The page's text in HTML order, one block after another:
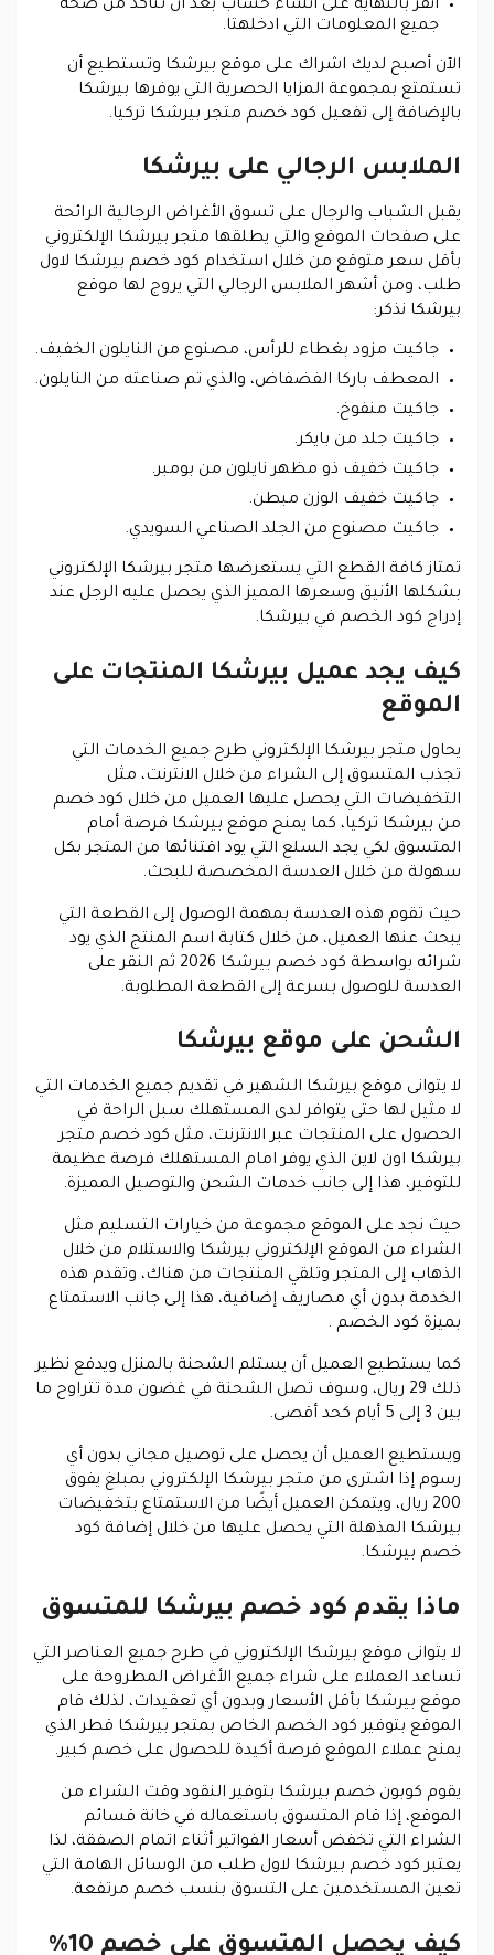
انقر بالنهاية على انشاء حساب بعد أن تتأكد من صحة
جميع المعلومات التي ادخلهتا.
الآن أصبح لديك اشراك على موقع بيرشكا وتستطيع أن
تستمتع بمجموعة المزايا الحصرية التي يوفرها بيرشكا
بالإضافة إلى تفعيل كود خصم متجر بيرشكا تركيا.
الملابس الرجالي على بيرشكا
يقبل الشباب والرجال على تسوق الأغراض الرجالية الرائحة
على صفحات الموقع والتي يطلقها متجر بيرشكا الإلكتروني
بأقل سعر متوقع من خلال استخدام كود خصم بيرشكا لاول
طلب، ومن أشهر الملابس الرجالي التي يروج لها موقع
بيرشكا نذكر:
جاكيت مزود بغطاء للرأس، مصنوع من النايلون الخفيف.
المعطف باركا الفضفاض، والذي تم صناعته من النايلون.
جاكيت منفوخ.
جاكيت جلد من بايكر.
جاكيت خفيف ذو مظهر نايلون من بومبر.
جاكيت خفيف الوزن مبطن.
جاكيت مصنوع من الجلد الصناعي السويدي.
تمتاز كافة القطع التي يستعرضها متجر بيرشكا الإلكتروني
بشكلها الأنيق وسعرها المميز الذي يحصل عليه الرجل عند
إدراج كود الخصم في بيرشكا.
كيف يجد عميل بيرشكا المنتجات على
الموقع
يحاول متجر بيرشكا الإلكتروني طرح جميع الخدمات التي
تجذب المتسوق إلى الشراء من خلال الانترنت، مثل
التخفيضات التي يحصل عليها العميل من خلال كود خصم
من بيرشكا تركيا، كما يمنح موقع بيرشكا فرصة أمام
المتسوق لكي يجد السلع التي يود اقتنائها من المتجر بكل
سهولة من خلال العدسة المخصصة للبحث.
حيث تقوم هذه العدسة بمهمة الوصول إلى القطعة التي
يبحث عنها العميل، من خلال كتابة اسم المنتج الذي يود
شرائه بواسطة كود خصم بيرشكا 2026 ثم النقر على
العدسة للوصول بسرعة إلى القطعة المطلوبة.
الشحن على موقع بيرشكا
لا يتوانى موقع بيرشكا الشهير في تقديم جميع الخدمات التي
لا مثيل لها حتى يتوافر لدى المستهلك سبل الراحة في
الحصول على المنتجات عبر الانترنت، مثل كود خصم متجر
بيرشكا اون لاين الذي يوفر امام المستهلك فرصة عظيمة
للتوفير، هذا إلى جانب خدمات الشحن والتوصيل المميزة.
حيث نجد على الموقع مجموعة من خيارات التسليم مثل
الشراء من الموقع الإلكتروني بيرشكا والاستلام من خلال
الذهاب إلى المتجر وتلقي المنتجات من هناك، وتقدم هذه
الخدمة بدون أي مصاريف إضافية، هذا إلى جانب الاستمتاع
بميزة كود الخصم .
كما يستطيع العميل أن يستلم الشحنة بالمنزل ويدفع نظير
ذلك 29 ريال، وسوف تصل الشحنة في غضون مدة تتراوح ما
بين 3 إلى 5 أيام كحد أقصى.
ويستطيع العميل أن يحصل على توصيل مجاني بدون أي
رسوم إذا اشترى من متجر بيرشكا الإلكتروني بمبلغ يفوق
200 ريال، ويتمكن العميل أيضًا من الاستمتاع بتخفيضات
بيرشكا المذهلة التي يحصل عليها من خلال إضافة كود
خصم بيرشكا.
ماذا يقدم كود خصم بيرشكا للمتسوق
لا يتوانى موقع بيرشكا الإلكتروني في طرح جميع العناصر التي
تساعد العملاء على شراء جميع الأغراض المطروحة على
موقع بيرشكا بأقل الأسعار وبدون أي تعقيدات، لذلك قام
الموقع بتوفير كود الخصم الخاص بمتجر بيرشكا قطر الذي
يمنح عملاء الموقع فرصة أكيدة للحصول على خصم كبير.
يقوم كوبون خصم بيرشكا بتوفير النقود وقت الشراء من
الموقع، إذا قام المتسوق باستعماله في خانة قسائم
الشراء التي تخفض أسعار الفواتير أثناء اتمام الصفقة، لذا
يعتبر كود خصم بيرشكا لاول طلب من الوسائل الهامة التي
تعين المستخدمين على التسوق بنسب خصم مرتفعة.
كيف يحصل المتسوق على خصم 10%